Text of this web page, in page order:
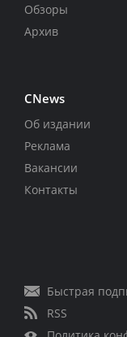
Обзоры
Архив
CNews
Об издании
Реклама
Вакансии
Контакты
Быстрая
RSS